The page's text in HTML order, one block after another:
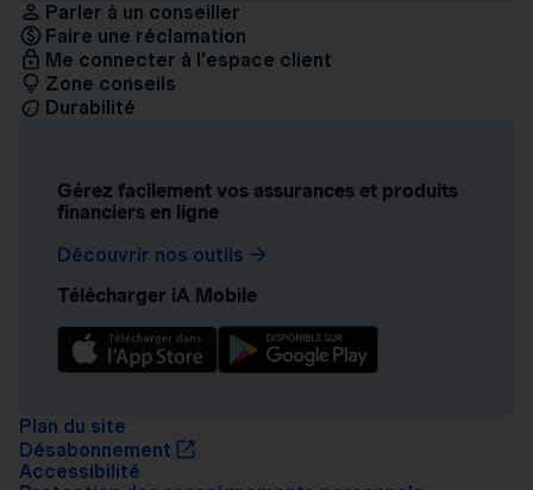
Parler à un conseiller
Faire une réclamation
Me connecter à l’espace client
Zone conseils
Durabilité
Gérez facilement vos assurances et produits
financiers en ligne
Découvrir nos outils
Télécharger iA Mobile
Plan du site
Désabonnement
Accessibilité